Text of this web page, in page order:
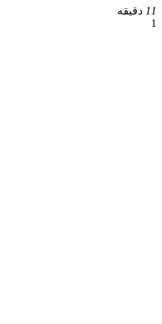
11 دقیقه
1